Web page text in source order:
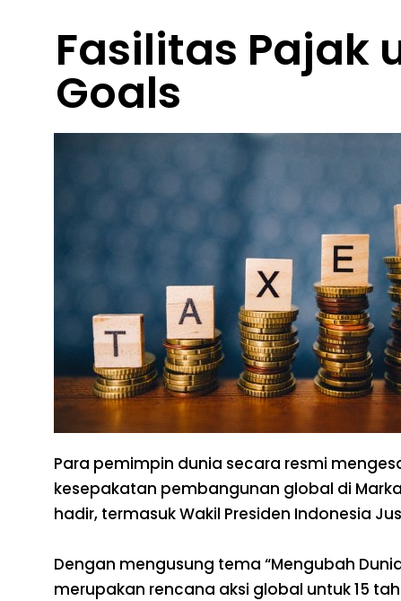
Fasilitas Pajak
Goals
Para pemimpin dunia secara resmi
kesepakatan pembangunan global di
hadir, termasuk Wakil Presiden Indonesia
Dengan mengusung tema “Mengubah
merupakan rencana aksi global untuk 15